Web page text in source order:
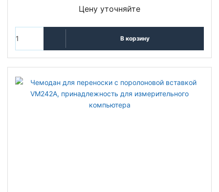
Цену уточняйте
В корзину